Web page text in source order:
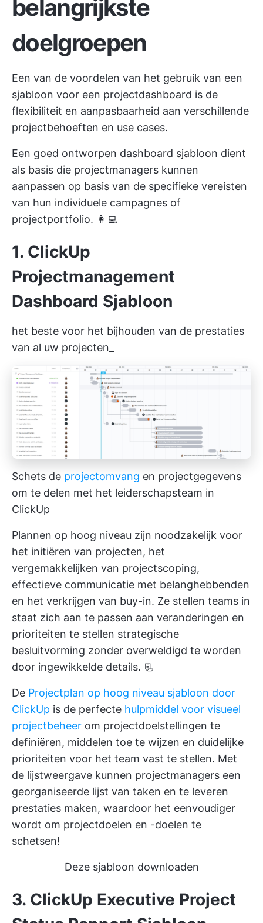
belangrijkste
doelgroepen
Een van de voordelen van het gebruik van een
sjabloon voor een projectdashboard is de
flexibiliteit en aanpasbaarheid aan verschillende
projectbehoeften en use cases.
Een goed ontworpen dashboard sjabloon dient
als basis die projectmanagers kunnen
aanpassen op basis van de specifieke vereisten
van hun individuele campagnes of
projectportfolio. 👩‍💻
1. ClickUp
Projectmanagement
Dashboard Sjabloon
het beste voor het bijhouden van de prestaties
van al uw projecten_
Schets de projectomvang en projectgegevens
om te delen met het leiderschapsteam in
ClickUp
Plannen op hoog niveau zijn noodzakelijk voor
het initiëren van projecten, het
vergemakkelijken van projectscoping,
effectieve communicatie met belanghebbenden
en het verkrijgen van buy-in. Ze stellen teams in
staat zich aan te passen aan veranderingen en
prioriteiten te stellen strategische
besluitvorming zonder overweldigd te worden
door ingewikkelde details. 📃
De Projectplan op hoog niveau sjabloon door
ClickUp is de perfecte hulpmiddel voor visueel
projectbeheer om projectdoelstellingen te
definiëren, middelen toe te wijzen en duidelijke
prioriteiten voor het team vast te stellen. Met
de lijstweergave kunnen projectmanagers een
georganiseerde lijst van taken en te leveren
prestaties maken, waardoor het eenvoudiger
wordt om projectdoelen en -doelen te
schetsen!
Deze sjabloon downloaden
3. ClickUp Executive Project